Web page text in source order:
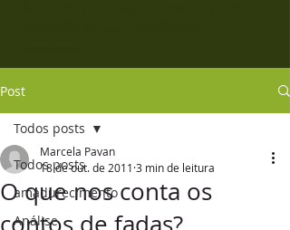
Post
Todos posts
amadurecimento
Análise
Todos posts
O que nos conta os
Marcela Pavan
18 de out. de 2011 3 min de leitura